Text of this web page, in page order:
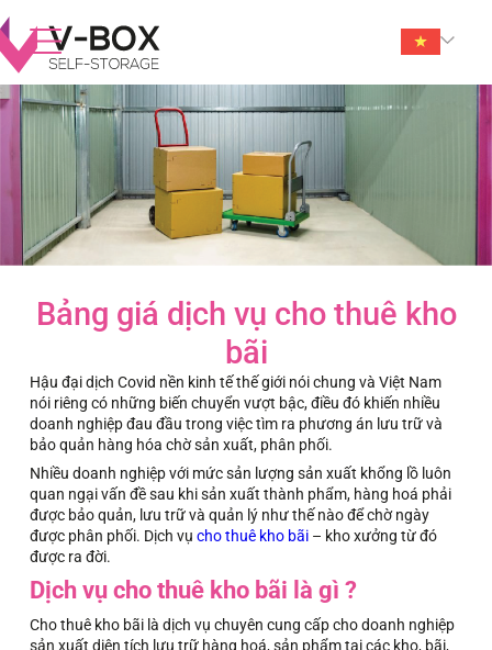
Bảng giá dịch vụ cho thuê kho
bãi
Hậu đại dịch Covid nền kinh tế thế giới nói chung và Việt Nam
nói riêng có những biến chuyển vượt bậc, điều đó khiến nhiều
doanh nghiệp đau đầu trong việc tìm ra phương án lưu trữ và
bảo quản hàng hóa chờ sản xuất, phân phối.
Nhiều doanh nghiệp với mức sản lượng sản xuất khổng lồ luôn
quan ngại vấn đề sau khi sản xuất thành phẩm, hàng hoá phải
được bảo quản, lưu trữ và quản lý như thế nào để chờ ngày
được phân phối. Dịch vụ cho thuê kho bãi– kho xưởng từ đó
được ra đời.
Dịch vụ cho thuê kho bãi là gì ?
Cho thuê kho bãi là dịch vụ chuyên cung cấp cho doanh nghiệp
sản xuất diện tích lưu trữ hàng hoá, sản phẩm tại các kho, bãi,